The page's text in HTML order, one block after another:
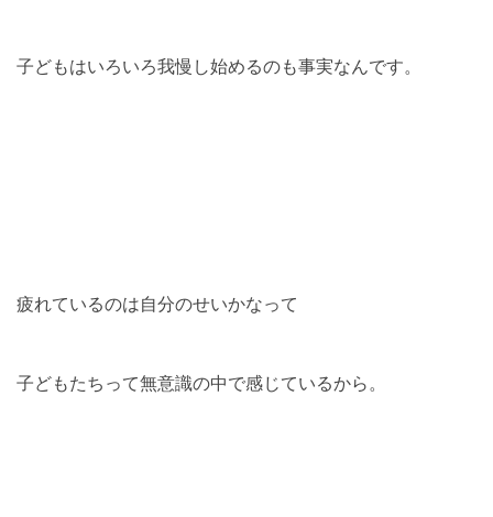
子どもはいろいろ我慢し始めるのも事実なんです。
疲れているのは自分のせいかなって
子どもたちって無意識の中で感じているから。